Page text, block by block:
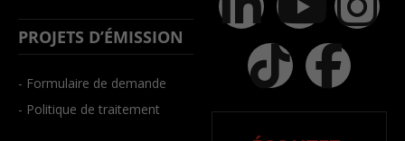
PROJETS D’ÉMISSION
- Formulaire de demande
- Politique de traitement